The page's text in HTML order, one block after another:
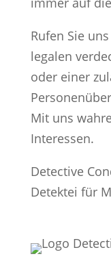
Rufen Sie
legalen
oder einer
Mit uns
Interessen.
Detective
Detektei für